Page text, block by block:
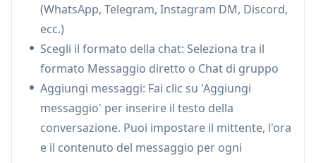
naturali rapidamente
Aspetto personalizzabile:
di modificare l'aspetto della chat, inclusi i tipi di
messaggio, i timestamp e i partecipanti alla
conversazione
Opzioni di esportazione:Fornisce più formati
di esportazione tra cui immagini PNG e video,
con funzionalità di copia e condivisione
(WhatsApp, Telegram, Instagram DM, Discord,
ecc.)
Scegli il formato della chat: Seleziona tra il
formato Messaggio diretto o Chat di gruppo
Aggiungi messaggi: Fai clic su 'Aggiungi
messaggio' per inserire il testo della
conversazione. Puoi impostare il mittente, l'ora
e il contenuto del messaggio per ogni